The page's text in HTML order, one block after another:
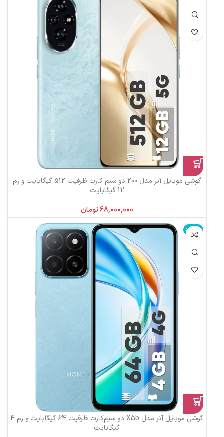
گوشی موبایل آنر مدل 200 دو سیم کارت ظرفیت 512 گیگابایت و رم
12 گیگابایت
تومان
ناموجود
گوشی موبایل آنر مدل X5b دو سیم‌کارت ظرفیت 64 گیگابایت و رم 4
گیگابایت